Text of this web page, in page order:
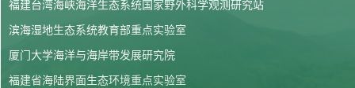
福建台湾海峡海洋生态系统国家野外科学观测研究站
滨海湿地生态系统教育部重点实验室
厦门大学海洋与海岸带发展研究院
福建省海陆界面生态环境重点实验室